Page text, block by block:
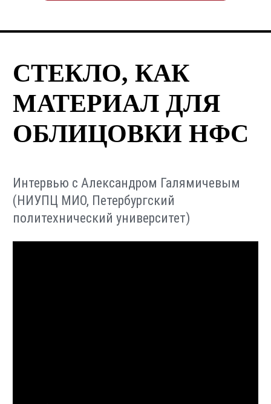
СТЕКЛО, КАК
МАТЕРИАЛ ДЛЯ
ОБЛИЦОВКИ НФС
Интервью с Александром Галямичевым
(НИУПЦ МИО, Петербургский
политехнический университет)